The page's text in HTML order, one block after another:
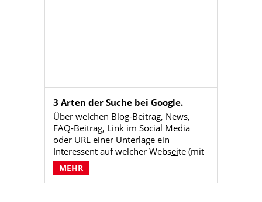
3 Arten der Suche bei Google.
Über welchen Blog-Beitrag, News,
FAQ-Beitrag, Link im Social Media
oder URL einer Unterlage ein
Interessent auf welcher Webseite (mit
„ei”) landet, ist nicht zu bestimmen.
Aus diese Grund sollten sich
Unternehmen frei machen von der
MEHR